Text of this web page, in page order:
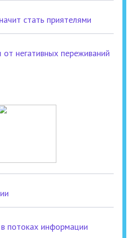
стать приятелями
от негативных переживаний
потоках информации